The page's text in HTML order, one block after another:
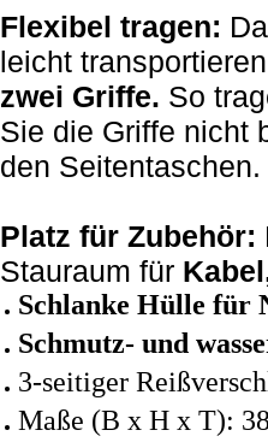
Flexibel tragen:
leicht
zwei Griffe. So
Sie die Griffe nicht
den Seitentaschen.
Platz für Zubehör:
Stauraum für
Schlanke Hülle für
Schmutz- und
3-seitiger
Maße (B x H x T):